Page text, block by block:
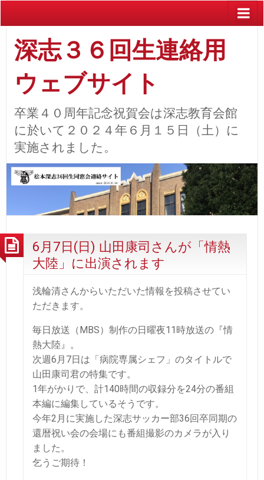
深志３６回生連絡用
ウェブサイト
卒業４０周年記念祝賀会は深志教育会館
に於いて２０２４年６月１５日（土）に
実施されました。
6月7日(日) 山田康司さんが「情熱
大陸」に出演されます
浅輪清さんからいただいた情報を投稿させてい
ただきます。
毎日放送（MBS）制作の日曜夜11時放送の『情
熱大陸』。
次週6月7日は「病院専属シェフ」のタイトルで
山田康司君の特集です。
1年がかりで、計140時間の収録分を24分の番組
本編に編集しているそうです。
今年2月に実施した深志サッカー部36回卒同期の
還暦祝い会の会場にも番組撮影のカメラが入り
ました。
乞うご期待！